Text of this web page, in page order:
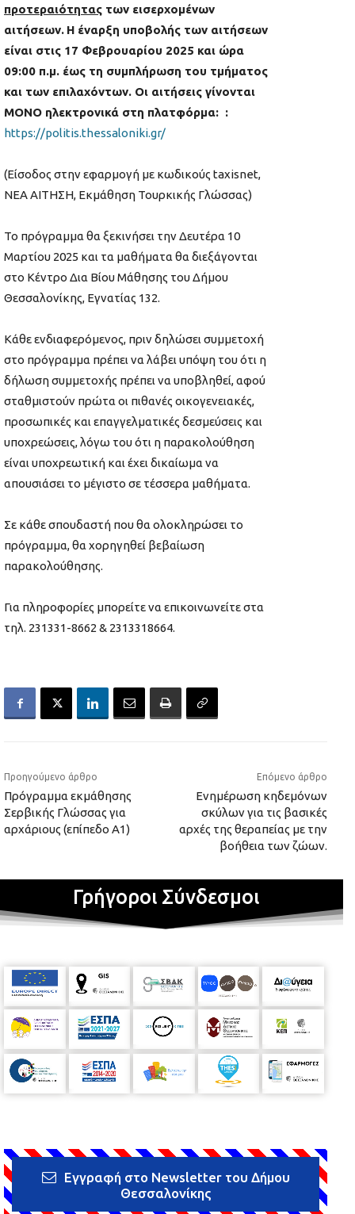
προτεραιότητας των εισερχομένων
αιτήσεων. Η έναρξη υποβολής των αιτήσεων
είναι στις 17 Φεβρουαρίου 2025 και ώρα
09:00 π.μ. έως τη συμπλήρωση του τμήματος
και των επιλαχόντων. Οι αιτήσεις γίνονται
ΜΟΝΟ ηλεκτρονικά στη πλατφόρμα: :
https://politis.thessaloniki.gr/
(Είσοδος στην εφαρμογή με κωδικούς taxisnet,
ΝΕΑ ΑΙΤΗΣΗ, Εκμάθηση Τουρκικής Γλώσσας)
Το πρόγραμμα θα ξεκινήσει την Δευτέρα 10
Μαρτίου 2025 και τα μαθήματα θα διεξάγονται
στο Κέντρο Δια Βίου Μάθησης του Δήμου
Θεσσαλονίκης, Εγνατίας 132.
Κάθε ενδιαφερόμενος, πριν δηλώσει συμμετοχή
στο πρόγραμμα πρέπει να λάβει υπόψη του ότι η
δήλωση συμμετοχής πρέπει να υποβληθεί, αφού
σταθμιστούν πρώτα οι πιθανές οικογενειακές,
προσωπικές και επαγγελματικές δεσμεύσεις και
υποχρεώσεις, λόγω του ότι η παρακολούθηση
είναι υποχρεωτική και έχει δικαίωμα να
απουσιάσει το μέγιστο σε τέσσερα μαθήματα.
Σε κάθε σπουδαστή που θα ολοκληρώσει το
πρόγραμμα, θα χορηγηθεί βεβαίωση
παρακολούθησης.
Για πληροφορίες μπορείτε να επικοινωνείτε στα
τηλ. 231331-8662 & 2313318664.
Προηγούμενο άρθρο
Πρόγραμμα εκμάθησης
Σερβικής Γλώσσας για
αρχάριους (επίπεδο Α1)
Επόμενο άρθρο
Ενημέρωση κηδεμόνων
σκύλων για τις βασικές
αρχές της θεραπείας με την
βοήθεια των ζώων.
Γρήγοροι Σύνδεσμοι
Εγγραφή στο Newsletter του Δήμου
Θεσσαλονίκης